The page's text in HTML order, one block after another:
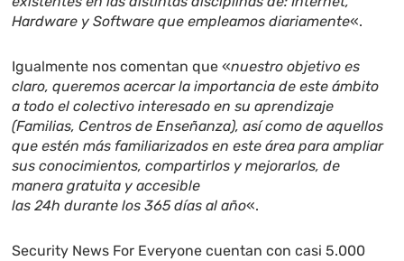
Hardware y Software que empleamos diariamente«.
Igualmente nos comentan que «nuestro objetivo es
claro, queremos acercar la importancia de este ámbito
a todo el colectivo interesado en su aprendizaje
(Familias, Centros de Enseñanza), así como de aquellos
que estén más familiarizados en este área para ampliar
sus conocimientos, compartirlos y mejorarlos, de
manera gratuita y accesible
las 24h durante los 365 días al año«.
Security News For Everyone cuentan con casi 5.000